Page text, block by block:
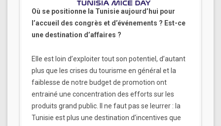
Où se positionne la Tunisie aujourd’hui pour
l’accueil des congrès et d’événements ? Est-ce
une destination d’affaires ?
Elle est loin d’exploiter tout son potentiel, d’autant
plus que les crises du tourisme en général et la
faiblesse de notre budget de promotion ont
entrainé une concentration des efforts sur les
produits grand public. Il ne faut pas se leurrer : la
Tunisie est plus une destination d’incentives que